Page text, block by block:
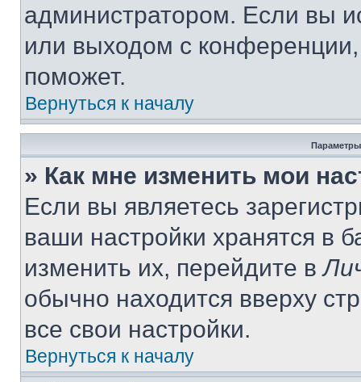
администратором. Если вы
или выходом с
поможет.
Вернуться к началу
Параметры
» Как мне изменить мои
Если вы являетесь
ваши настройки хранятся в
изменить их, перейдите в
обычно находится вверху
все свои настройки.
Вернуться к началу